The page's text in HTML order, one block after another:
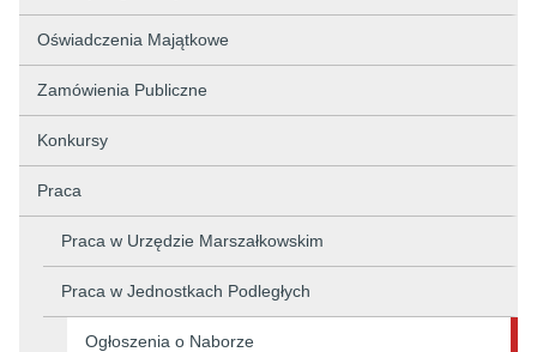
Oświadczenia Majątkowe
Zamówienia Publiczne
Konkursy
Praca
Praca w Urzędzie Marszałkowskim
Praca w Jednostkach Podległych
Ogłoszenia o Naborze